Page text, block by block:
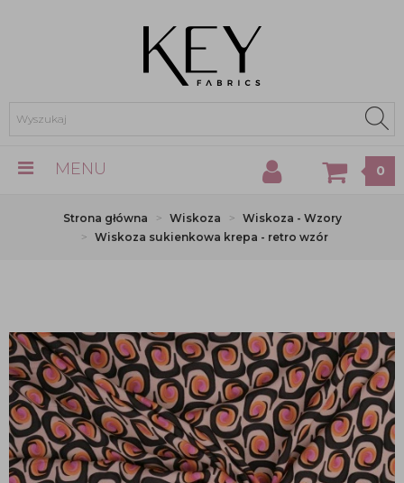
MENU 0
Strona główna Wiskoza
Wiskoza - Wzory
Wiskoza sukienkowa krepa - retro wzór